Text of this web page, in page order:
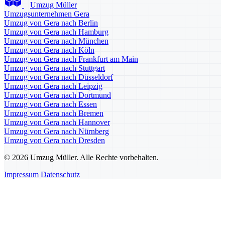
Umzug Müller
Umzugsunternehmen Gera
Umzug von Gera nach Berlin
Umzug von Gera nach Hamburg
Umzug von Gera nach München
Umzug von Gera nach Köln
Umzug von Gera nach Frankfurt am Main
Umzug von Gera nach Stuttgart
Umzug von Gera nach Düsseldorf
Umzug von Gera nach Leipzig
Umzug von Gera nach Dortmund
Umzug von Gera nach Essen
Umzug von Gera nach Bremen
Umzug von Gera nach Hannover
Umzug von Gera nach Nürnberg
Umzug von Gera nach Dresden
© 2026 Umzug Müller. Alle Rechte vorbehalten.
Impressum Datenschutz